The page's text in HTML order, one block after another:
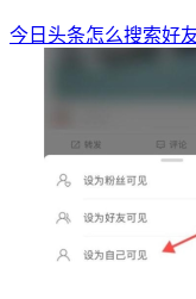
今日头条怎么搜索好